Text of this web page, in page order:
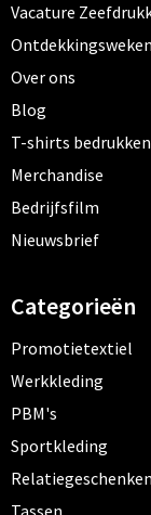
Vacature
Ontdekkingsweken
Over ons
Blog
T-shirts bedrukken
Merchandise
Bedrijfsfilm
Nieuwsbrief
Categorieën
Promotietextiel
Werkkleding
PBM's
Sportkleding
Relatiegeschenken
Tassen